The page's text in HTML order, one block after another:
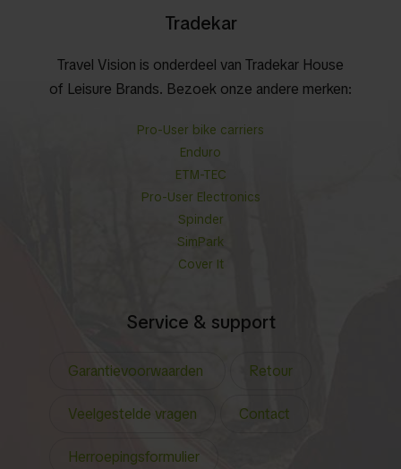
Tradekar
Travel Vision is onderdeel van Tradekar House
of Leisure Brands. Bezoek onze andere merken:
Pro-User bike carriers
Enduro
ETM-TEC
Pro-User Electronics
Spinder
SimPark
Cover It
Service & support
Garantievoorwaarden Retour
Veelgestelde vragen Contact
Herroepingsformulier